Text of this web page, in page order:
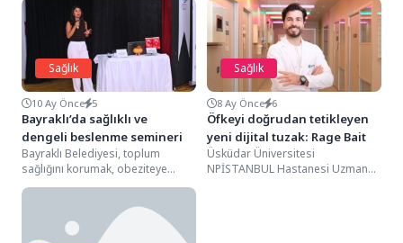
Sağlık
10 Ay Önce 5
Bayraklı’da sağlıklı ve
dengeli beslenme semineri
Bayraklı Belediyesi, toplum
sağlığını korumak, obeziteye
dikkat çekmek ve ilçe sakinlerini
Sağlık
8 Ay Önce 6
Öfkeyi doğrudan tetikleyen
yeni dijital tuzak: Rage Bait
Üsküdar Üniversitesi
NPİSTANBUL Hastanesi Uzman